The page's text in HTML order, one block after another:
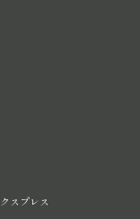
スプレス